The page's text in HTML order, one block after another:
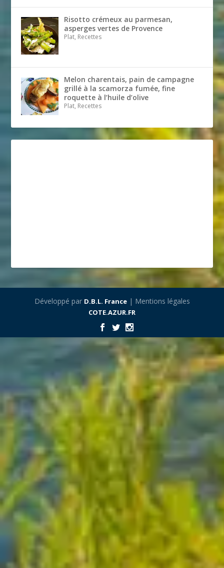
Risotto crémeux au parmesan,
asperges vertes de Provence
Plat, Recettes
Melon charentais, pain de campagne
grillé à la scamorza fumée, fine
roquette à l’huile d’olive
Plat, Recettes
Développé par D.B.L. France| Mentions légales
COTE.AZUR.FR